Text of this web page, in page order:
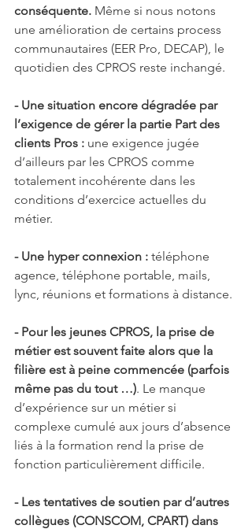
conséquente. Même si nous notons
une amélioration de certains process
communautaires (EER Pro, DECAP), le
quotidien des CPROS reste inchangé.
- Une situation encore dégradée par
l’exigence de gérer la partie Part des
clients Pros : une exigence jugée
d’ailleurs par les CPROS comme
totalement incohérente dans les
conditions d’exercice actuelles du
métier.
- Une hyper connexion : téléphone
agence, téléphone portable, mails,
lync, réunions et formations à distance.
- Pour les jeunes CPROS, la prise de
métier est souvent faite alors que la
filière est à peine commencée (parfois
même pas du tout …). Le manque
d’expérience sur un métier si
complexe cumulé aux jours d’absence
liés à la formation rend la prise de
fonction particulièrement difficile.
- Les tentatives de soutien par d’autres
collègues (CONSCOM, CPART) dans